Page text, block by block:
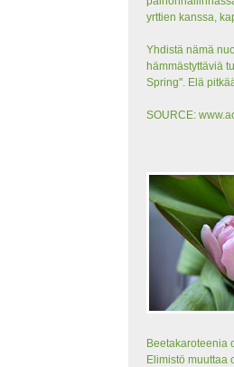
yrttien kanssa,
Yhdistä nämä
hämmästyttäviä
Spring". Elä
SOURCE:
Beetakaroteenia
Elimistö muuttaa